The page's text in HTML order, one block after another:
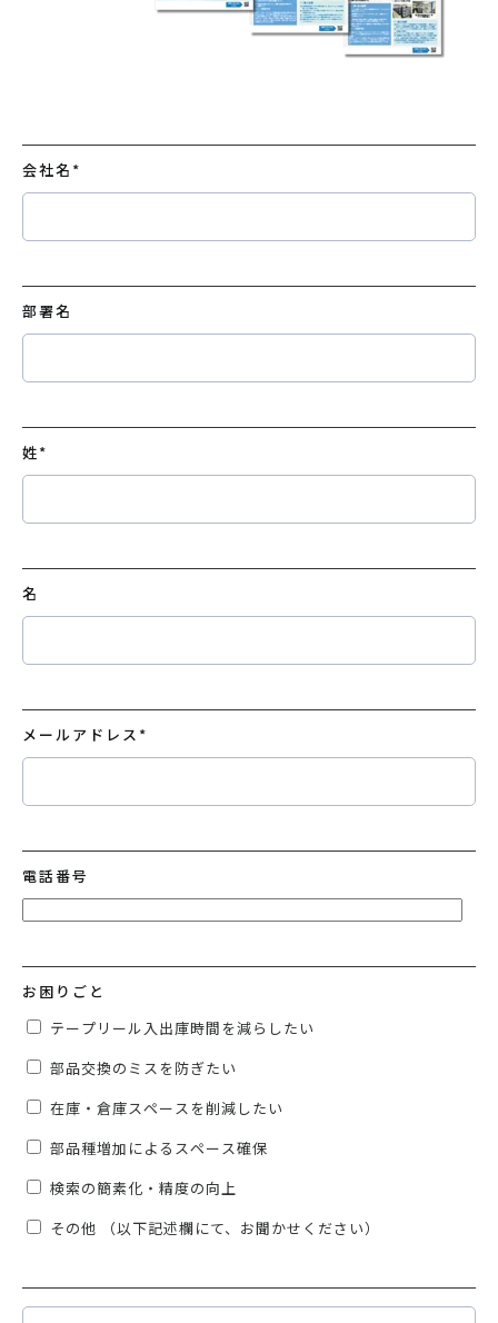
会社名 *
部署名
姓*
名
メールアドレス *
電話番号
お困りごと
テープリール入出庫時間を減らしたい
部品交換のミスを防ぎたい
在庫・倉庫スペースを削減したい
部品種増加によるスペース確保
検索の簡素化・精度の向上
その他 （以下記述欄にて、お聞かせください）